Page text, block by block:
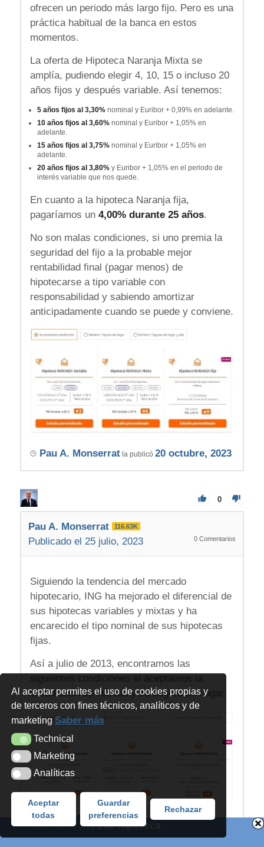
Al aceptar permites el uso de cookies propias y
de terceros con fines técnicos, analíticos y de
marketingSaber más
TechnicalTechnical
MarketingMarketing
AnalíticasAnalíticas
Aceptar
todas
Guardar
preferencias
Rechazar
ofrecen un periodo más largo fijo. Pero es una
práctica habitual de la banca en estos
momentos.
La oferta de Hipoteca Naranja Mixta se
amplía, pudiendo elegir 4, 10, 15 o incluso 20
años fijos y después variable. Así tenemos:
5 años fijos al 3,30%nominal y Euribor + 0,99% en adelante.
10 años fijos al 3,60%nominal y Euribor + 1,05% en
adelante.
15 años fijos al 3,75%nominal y Euribor + 1,05% en
adelante.
20 años fijos al 3,80%y Euribor + 1,05% en el periodo de
interés variable que nos quede.
En cuanto a la hipoteca Naranja fija,
pagaríamos un 4,00% durante 25 años.
No son malas condiciones, si uno premia la
seguridad del fijo a la probable mejor
rentabilidad final (pagar menos) de
hipotecarse a tipo variable con
responsabilidad y sabiendo amortizar
anticipadamente cuando se puede y conviene.
Pau A. Monserratla publicó 20 octubre, 2023
0
Pau A. Monserrat 116.63K
Publicado el 25 julio, 2023 0 Comentarios
Siguiendo la tendencia del mercado
hipotecario, ING ha mejorado el diferencial de
sus hipotecas variables y mixtas y ha
encarecido el tipo nominal de sus hipotecas
fijas.
Así a julio de 2013, encontramos las
siguientes condiciones si aceptamos la
vinculación de nómina y su seguro de hogar:
Pau A. Monserratla publicó25 julio, 2023
Pedir hipoteca